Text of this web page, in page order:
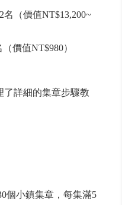
（價值NT$13,200~
價值NT$980）
了詳細的集章步驟教
個小鎮集章，每集滿5